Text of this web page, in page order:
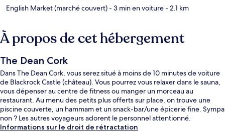
English Market (marché couvert)- 3 min en voiture- 2.1 km
À propos de cet hébergement
The Dean Cork
Dans The Dean Cork, vous serez situé à moins de 10 minutes de voiture
de Blackrock Castle (château). Vous pourrez vous relaxer dans le sauna,
vous dépenser au centre de fitness ou manger un morceau au
restaurant. Au menu des petits plus offerts sur place, on trouve une
piscine couverte, un hammam et un snack-bar/une épicerie fine. Sympa
non ? Les autres voyageurs adorent le personnel attentionné.
Informations sur le droit de rétractation